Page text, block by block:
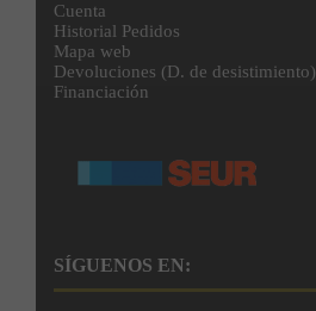
Cuenta
Historial Pedidos
Mapa web
Devoluciones (D. de desistimiento)
Financiación
SÍGUENOS EN: